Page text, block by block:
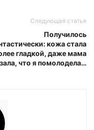
Следующая статья
Получилось
кожа стала
гладкой, даже мама
что я помолодела…